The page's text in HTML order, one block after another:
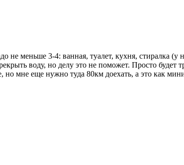
меньше 3-4: ванная, туалет, кухня, стиралка (у
воду, но делу это не поможет. Просто
мне еще нужно туда 80км доехать, а это как